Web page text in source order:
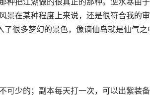
景在某种程度上来说，还是很符合我的
很多梦幻的景色，像谪仙岛就是仙气之
可少的；副本每天打一次，可以出紫装